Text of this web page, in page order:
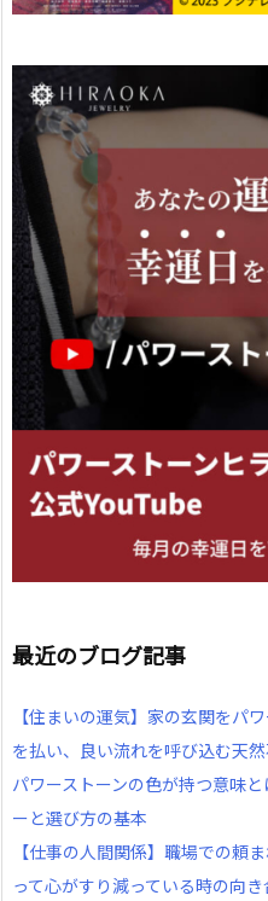
最近のブログ記事
【住まいの運気】家の玄関をパ
を払い、良い流れを呼び込む天
パワーストーンの色が持つ意味
ーと選び方の基本
【仕事の人間関係】職場での頼
って心がすり減っている時の向